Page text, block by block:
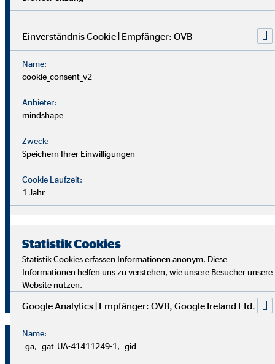
echte Perspektiven
Für uns zählt nicht dein Lebenslauf, sondern wer du bist und
was du erreichen möchtest. Wichtiger sind deine
zwischenmenschlichen und persönlichen Stärken.
Du solltest offen, kontaktfreudig und freundlich auftreten
Kund*innen hineinzuversetzen.
Als Berater in brauchst du zudem eine gute Struktur, den
Überblick im Arbeitsalltag sowie analytische Fähigkeiten,
um die Ziele deiner Kundinnen richtig zu verstehen und
Starte auch du als OVB Finanzberater*in durch!
Jetzt klicken und bewerben!
Einverständnis Cookie | Empfänger: OVB
Name:
cookie_consent_v2
Anbieter:
mindshape
Zweck:
Speichern Ihrer Einwilligungen
Cookie Laufzeit:
1 Jahr
Statistik Cookies
Statistik Cookies erfassen Informationen anonym. Diese
Informationen helfen uns zu verstehen, wie unsere Besucher unsere
Website nutzen.
Google Analytics | Empfänger: OVB, Google Ireland Ltd.
Name:
_ga, _gat_UA-41411249-1, _gid